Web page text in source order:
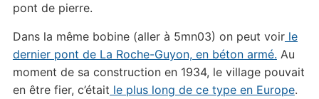
pont de pierre.
Dans la même bobine (aller à 5mn03) on peut voirle
dernier pont de La Roche-Guyon, en béton armé. Au
moment de sa construction en 1934, le village pouvait
en être fier, c’était le plus long de ce type en Europe.